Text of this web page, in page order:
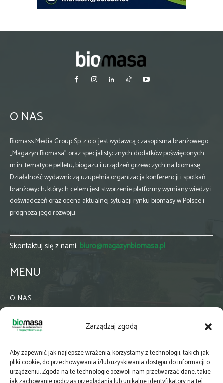
Zarządzaj zgodą
Aby zapewnić jak najlepsze wrażenia, korzystamy z technologii, takich jak
pliki cookie, do przechowywania i/lub uzyskiwania dostępu do informacji o
urządzeniu. Zgoda na te technologie pozwoli nam przetwarzać dane, takie
O NAS
Biomass Media Group Sp. z o.o. jest wydawcą czasopisma branżowego
„Magazyn Biomasa” oraz specjalistycznych dodatków poświęconych
m.in. tematyce pelletu, biogazu i urządzeń grzewczych na biomasę.
Działalność wydawniczą uzupełnia organizacja konferencji i spotkań
branżowych, których celem jest stworzenie platformy wymiany wiedzy i
doświadczeń oraz ocena aktualnej sytuacji rynku biomasy w Polsce i
prognoza jego rozwoju.
Skontaktuj się z nami: biuro@magazynbiomasa.pl
MENU
O NAS
WSPÓŁPRACA
PRENUMERATA
NEWSLETTER